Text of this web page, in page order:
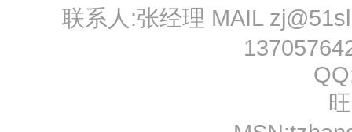
联系人:张经理 MAIL